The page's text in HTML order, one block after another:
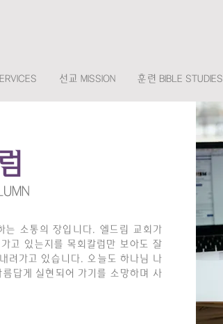
선교 MISSION 훈련 BIBLE STUDIES
는 소통의 장입니다. 엘드림 교회가
고 있는지를 목회칼럼만 보아도 잘
려가고 있습니다. 오늘도 하나님 나
답게 실현되어 가기를 소망하며 ​사